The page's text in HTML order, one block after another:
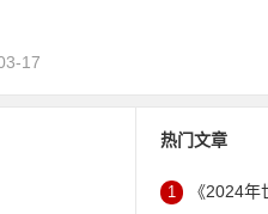
17
热门文章
1 《2024年世界